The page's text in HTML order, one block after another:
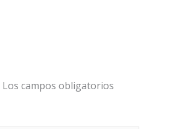
Los campos obligatorios